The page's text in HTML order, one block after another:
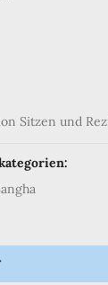
Sitzen und